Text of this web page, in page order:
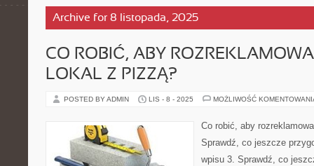
Archive for 8 listopada, 2025
CO ROBIĆ, ABY
LOKAL Z PIZZĄ?
POSTED BY ADMIN LIS - 8 - 2025 MOŻLIWOŚĆ
Co robić, aby
Sprawdź, co jeszcze
wpisu 3. Sprawdź, co